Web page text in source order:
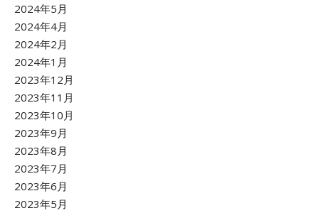
2024年5月
2024年4月
2024年2月
2024年1月
2023年12月
2023年11月
2023年10月
2023年9月
2023年8月
2023年7月
2023年6月
2023年5月